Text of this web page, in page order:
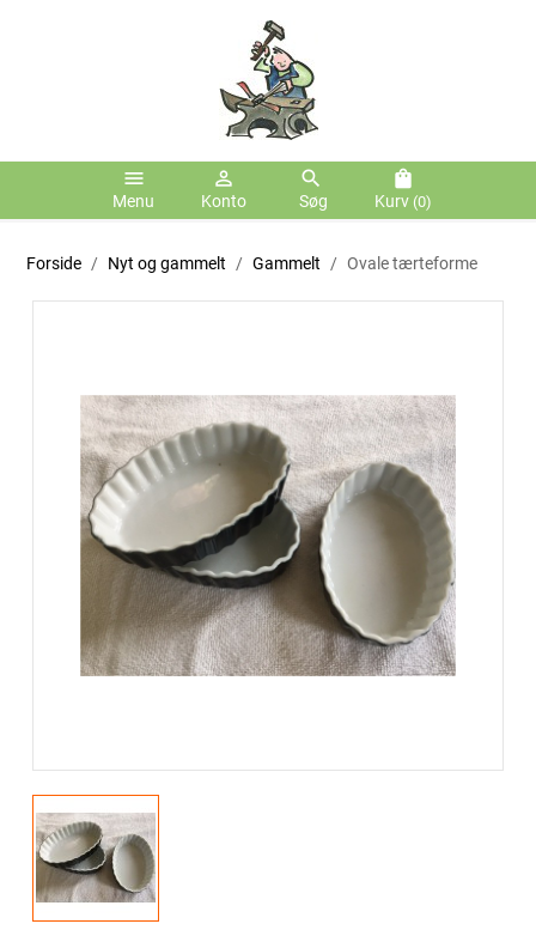
menu
Menu
person_outline
Konto
search
Søg
shopping_bag
Kurv (0)
Forside Nyt og gammelt Gammelt Ovale tærteforme